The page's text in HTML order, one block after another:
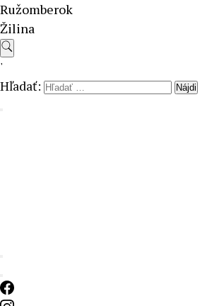
Ružomberok
Žilina
'
Hľadať: